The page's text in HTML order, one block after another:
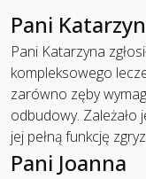
Pani
Pani Katarzyna
kompleksowego
zarówno zęby
odbudowy. Zależało
jej pełną funkcję
Przed
Pani Joanna